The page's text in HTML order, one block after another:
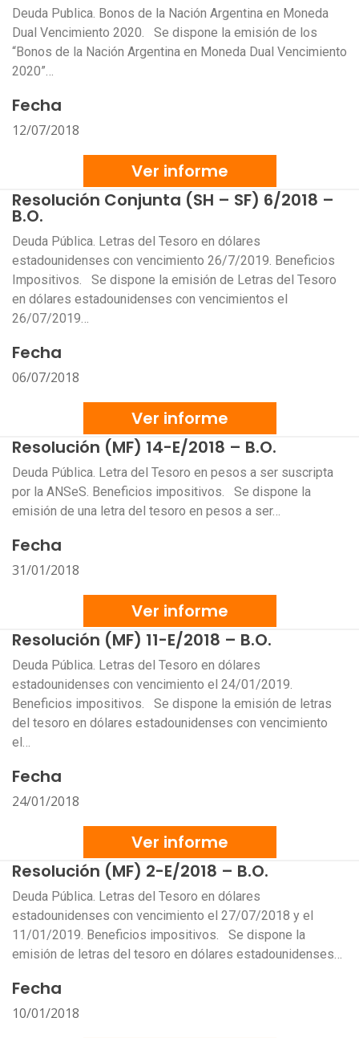
Deuda Publica. Bonos de la Nación Argentina en Moneda
Dual Vencimiento 2020. Se dispone la emisión de los
“Bonos de la Nación Argentina en Moneda Dual Vencimiento
2020”…
Fecha
12/07/2018
Ver informe
Resolución Conjunta (SH – SF) 6/2018 –
B.O.
Deuda Pública. Letras del Tesoro en dólares
estadounidenses con vencimiento 26/7/2019. Beneficios
Impositivos. Se dispone la emisión de Letras del Tesoro
en dólares estadounidenses con vencimientos el
26/07/2019…
Fecha
06/07/2018
Ver informe
Resolución (MF) 14-E/2018 – B.O.
Deuda Pública. Letra del Tesoro en pesos a ser suscripta
por la ANSeS. Beneficios impositivos. Se dispone la
emisión de una letra del tesoro en pesos a ser…
Fecha
31/01/2018
Ver informe
Resolución (MF) 11-E/2018 – B.O.
Deuda Pública. Letras del Tesoro en dólares
estadounidenses con vencimiento el 24/01/2019.
Beneficios impositivos. Se dispone la emisión de letras
del tesoro en dólares estadounidenses con vencimiento
el…
Fecha
24/01/2018
Ver informe
Resolución (MF) 2-E/2018 – B.O.
Deuda Pública. Letras del Tesoro en dólares
estadounidenses con vencimiento el 27/07/2018 y el
11/01/2019. Beneficios impositivos. Se dispone la
emisión de letras del tesoro en dólares estadounidenses…
Fecha
10/01/2018